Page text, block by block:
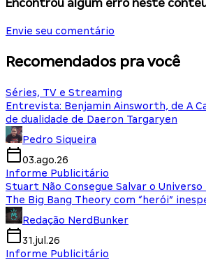
Encontrou algum erro neste
Envie seu comentário
Recomendados pra você
Séries, TV e Streaming
Entrevista: Benjamin Ainsworth, de A
de dualidade de Daeron Targaryen
Pedro Siqueira
03.ago.26
Informe Publicitário
Stuart Não Consegue Salvar o
The Big Bang Theory com “herói”
Redação NerdBunker
31.jul.26
Informe Publicitário